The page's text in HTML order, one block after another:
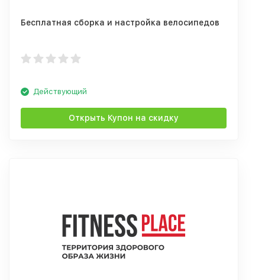
Бесплатная сборка и настройка велосипедов
Действующий
Открыть Купон на скидку